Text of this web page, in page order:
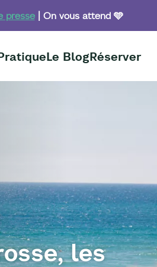
presse| On vous attend 🩵
Le BlogRéserver
les